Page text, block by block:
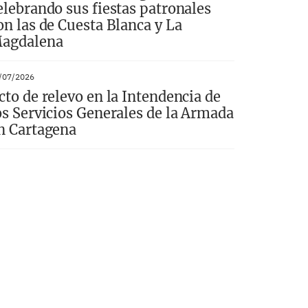
sus fiestas patronales
las de Cuesta Blanca y La
07/2026
de relevo en la Intendencia de
Servicios Generales de la Armada
Cartagena